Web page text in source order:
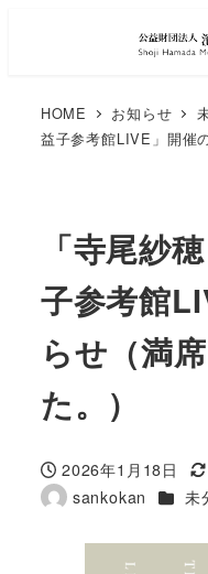
HOME お知らせ
益子参考館LIVE」開催
「寺尾紗
子参考館
らせ（満
た。）
投稿日
2026年1月18日
著
sankokan カテゴ
未